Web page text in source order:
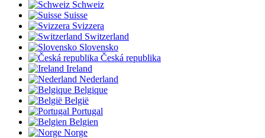
Schweiz
Suisse
Svizzera
Switzerland
Slovensko
Česká republika
Ireland
Nederland
Belgique
België
Portugal
Belgien
Norge